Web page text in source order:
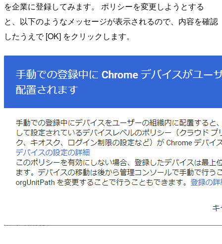
を企業に登録してみます。 ポリシーを変更しようとする
と、以下のようなメッセージが表示されるので、内容を確認
したうえで [OK] をクリックします。